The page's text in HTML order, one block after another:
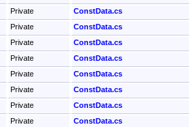
Private ConstData.cs
Private ConstData.cs
Private ConstData.cs
Private ConstData.cs
Private ConstData.cs
Private ConstData.cs
Private ConstData.cs
Private ConstData.cs